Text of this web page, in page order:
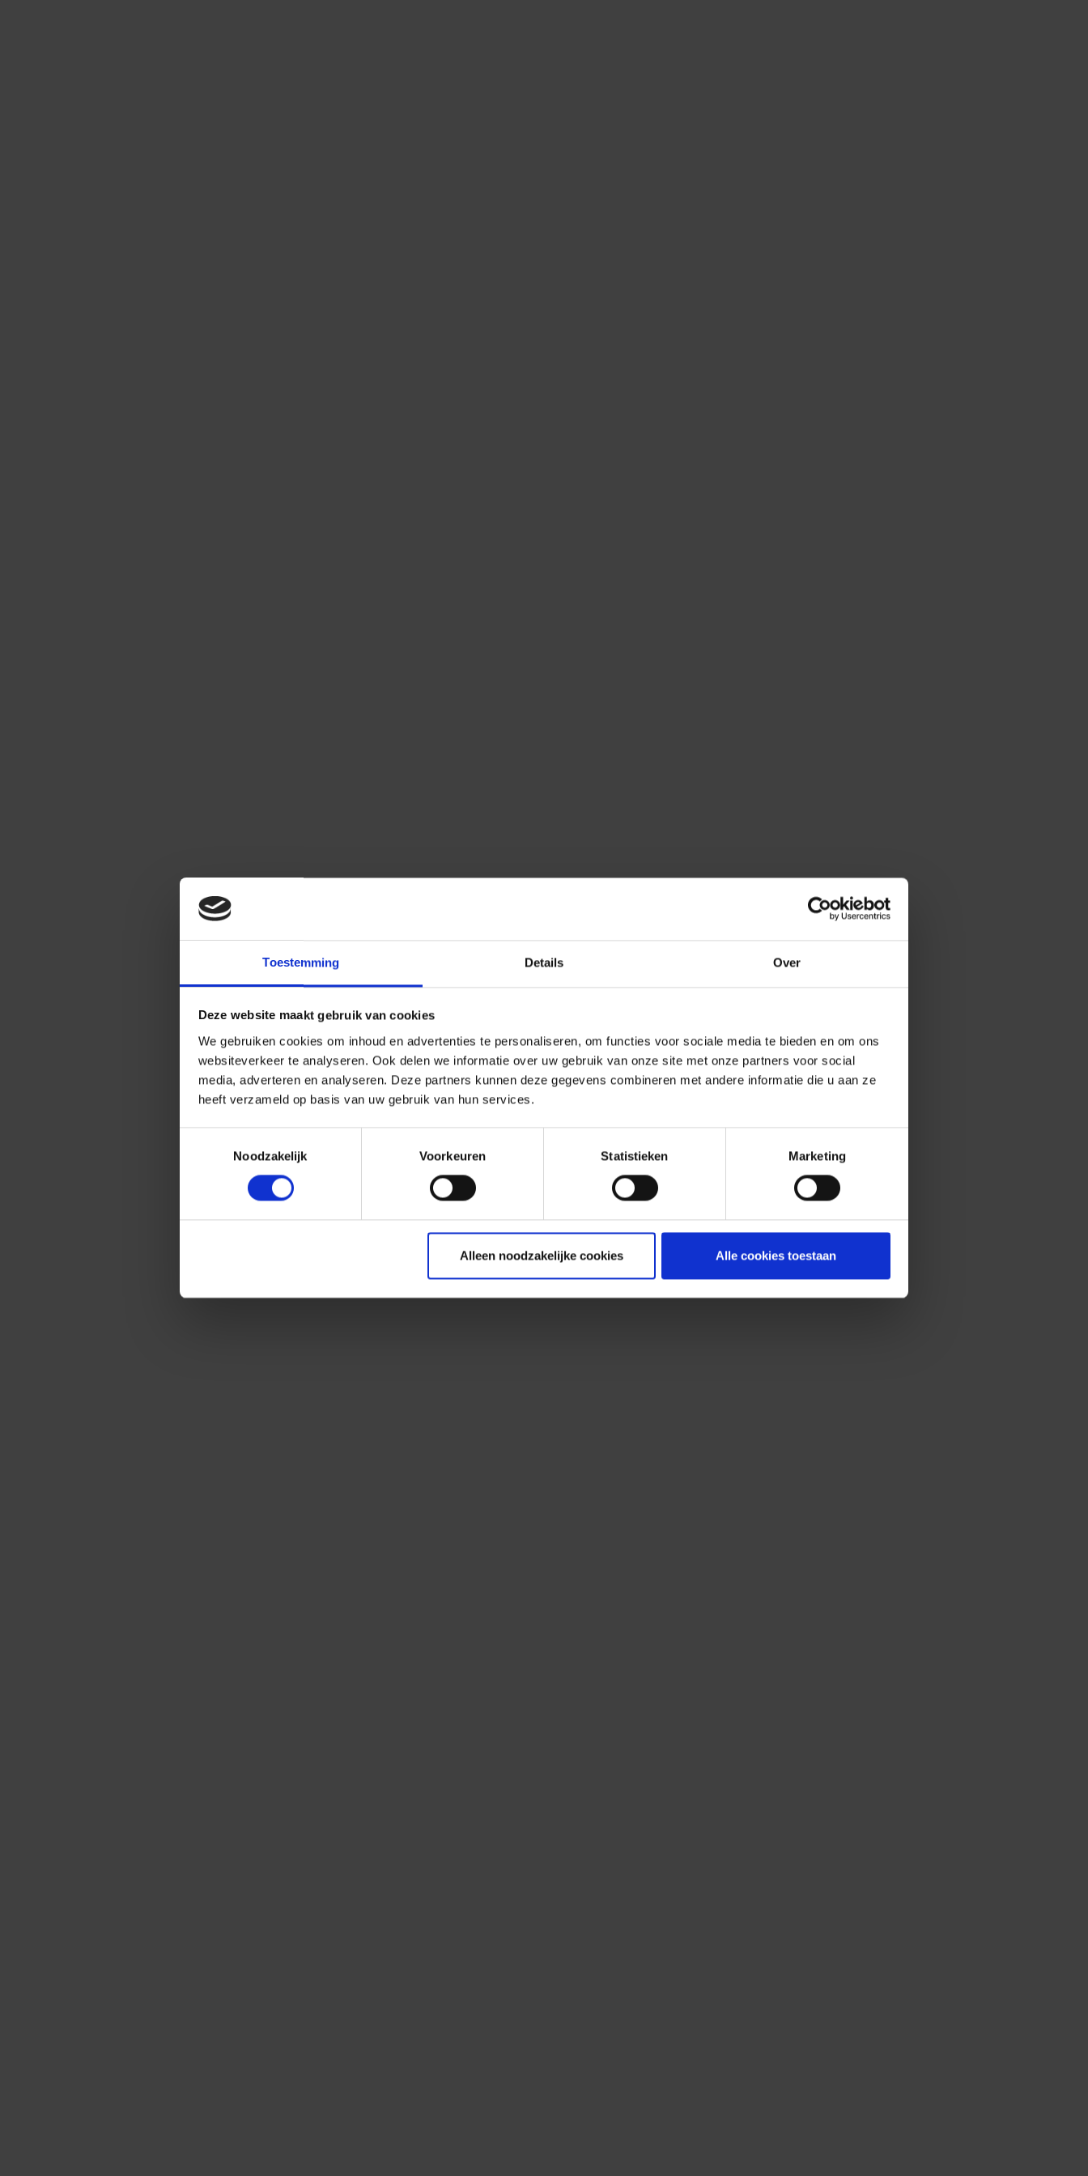
Toestemming Details Over
Deze website maakt gebruik van cookies
We gebruiken cookies om inhoud en advertenties te personaliseren, om functies voor sociale media te bieden en om ons
websiteverkeer te analyseren. Ook delen we informatie over uw gebruik van onze site met onze partners voor social
media, adverteren en analyseren. Deze partners kunnen deze gegevens combineren met andere informatie die u aan ze
heeft verzameld op basis van uw gebruik van hun services.
Noodzakelijk
Voorkeuren Statistieken Marketing
Alleen noodzakelijke cookies Alle cookies toestaan